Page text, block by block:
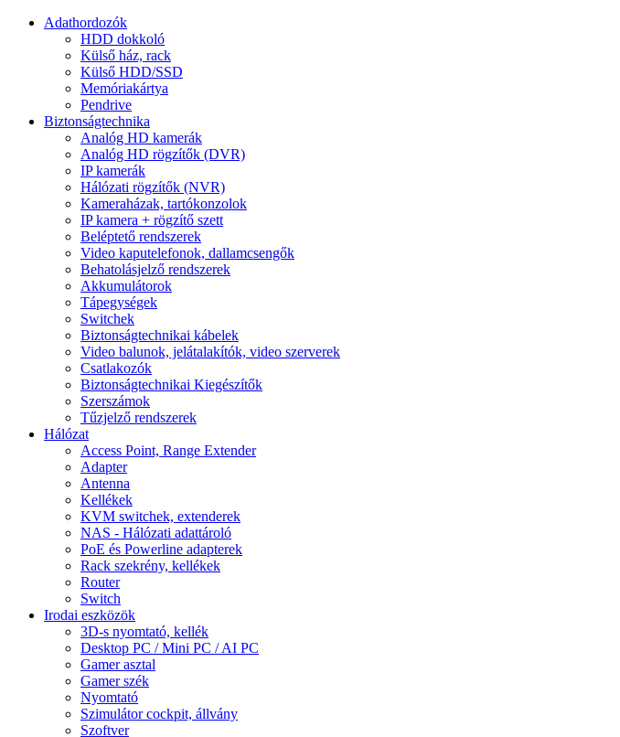
Adathordozók
HDD dokkoló
Külső ház, rack
Külső HDD/SSD
Memóriakártya
Pendrive
Biztonságtechnika
Analóg HD kamerák
Analóg HD rögzítők (DVR)
IP kamerák
Hálózati rögzítők (NVR)
Kameraházak, tartókonzolok
IP kamera + rögzítő szett
Beléptető rendszerek
Video kaputelefonok, dallamcsengők
Behatolásjelző rendszerek
Akkumulátorok
Tápegységek
Switchek
Biztonságtechnikai kábelek
Video balunok, jelátalakítók, video szerverek
Csatlakozók
Biztonságtechnikai Kiegészítők
Szerszámok
Tűzjelző rendszerek
Hálózat
Access Point, Range Extender
Adapter
Antenna
Kellékek
KVM switchek, extenderek
NAS - Hálózati adattároló
PoE és Powerline adapterek
Rack szekrény, kellékek
Router
Switch
Irodai eszközök
3D-s nyomtató, kellék
Desktop PC / Mini PC / AI PC
Gamer asztal
Gamer szék
Nyomtató
Szimulátor cockpit, állvány
Szoftver